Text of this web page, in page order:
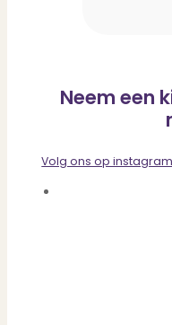
Neem een
Volg ons op instagram